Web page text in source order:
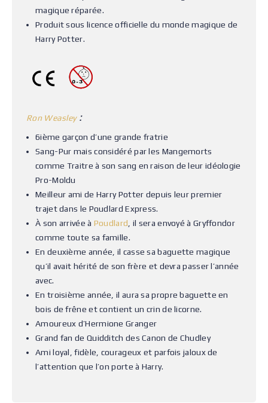
magique réparée.
Produit sous licence officielle du monde magique de
Harry Potter.
Ron Weasley:
6ième garçon d’une grande fratrie
Sang-Pur mais considéré par les Mangemorts
comme Traitre à son sang en raison de leur idéologie
Pro-Moldu
Meilleur ami de Harry Potter depuis leur premier
trajet dans le Poudlard Express.
À son arrivée à Poudlard , il sera envoyé à Gryffondor
comme toute sa famille.
En deuxième année, il casse sa baguette magique
qu’il avait hérité de son frère et devra passer l’année
avec.
En troisième année, il aura sa propre baguette en
bois de frêne et contient un crin de licorne.
Amoureux d’Hermione Granger
Grand fan de Quidditch des Canon de Chudley
Ami loyal, fidèle, courageux et parfois jaloux de
l’attention que l’on porte à Harry.